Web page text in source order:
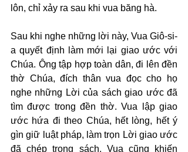
lôn, chỉ xảy ra sau khi vua băng hà.
Sau khi nghe những lời này, Vua Giô-si-
a quyết định làm mới lại giao ước với
Chúa. Ông tập hợp toàn dân, đi lên đền
thờ Chúa, đích thân vua đọc cho họ
nghe những Lời của sách giao ước đã
tìm được trong đền thờ. Vua lập giao
ước hứa đi theo Chúa, hết lòng, hết ý
gìn giữ luật pháp, làm trọn Lời giao ước
đã chép trong sách. Vua cũng khiến